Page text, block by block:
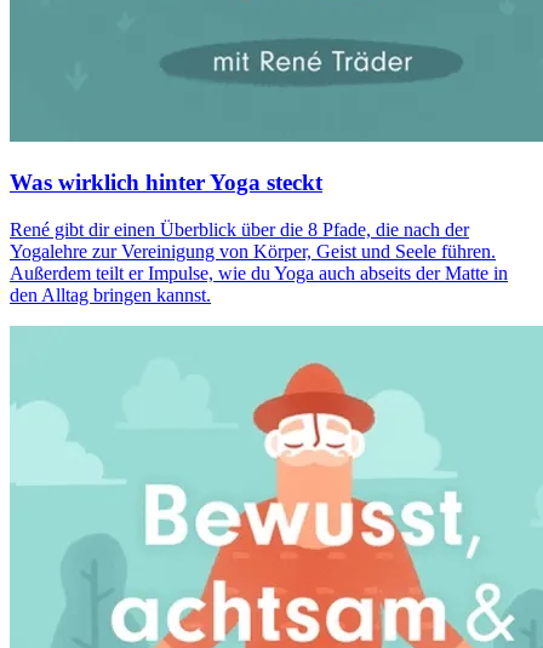
Was wirklich hinter Yoga steckt
René gibt dir einen Überblick über die 8 Pfade, die nach der
Yogalehre zur Vereinigung von Körper, Geist und Seele führen.
Außerdem teilt er Impulse, wie du Yoga auch abseits der Matte in
den Alltag bringen kannst.